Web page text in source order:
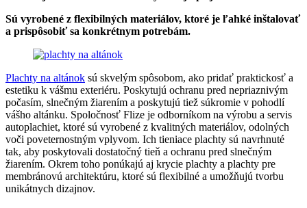
Sú vyrobené z flexibilných materiálov, ktoré je ľahké inštalovať
a prispôsobiť sa konkrétnym potrebám.
Plachty na altánok sú skvelým spôsobom, ako pridať praktickosť a
estetiku k vášmu exteriéru. Poskytujú ochranu pred nepriaznivým
počasím, slnečným žiarením a poskytujú tiež súkromie v pohodlí
vášho altánku. Spoločnosť Flize je odborníkom na výrobu a servis
autoplachiet, ktoré sú vyrobené z kvalitných materiálov, odolných
voči poveternostným vplyvom. Ich tieniace plachty sú navrhnuté
tak, aby poskytovali dostatočný tieň a ochranu pred slnečným
žiarením. Okrem toho ponúkajú aj krycie plachty a plachty pre
membránovú architektúru, ktoré sú flexibilné a umožňujú tvorbu
unikátnych dizajnov.